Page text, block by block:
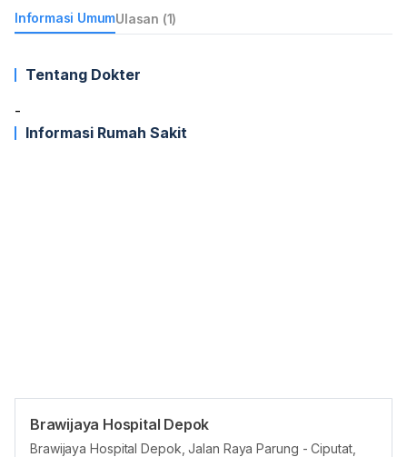
Informasi UmumUlasan (1)
Tentang Dokter
-
Informasi Rumah Sakit
Brawijaya Hospital Depok
Brawijaya Hospital Depok, Jalan Raya Parung - Ciputat,
Jam reguler